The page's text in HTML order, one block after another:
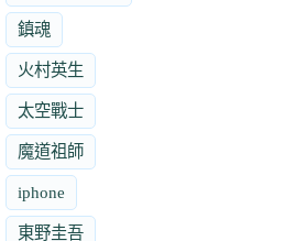
鎮魂
火村英生
太空戰士
魔道祖師
iphone
東野圭吾